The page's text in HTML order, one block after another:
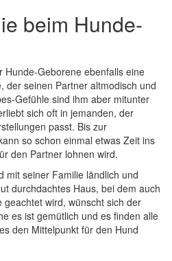
beim Hunde-
Hunde-Geborene ebenfalls eine
der seinen Partner altmodisch und
Gefühle sind ihm aber mitunter
sich oft in jemanden, der
passt. Bis zur
so schon einmal etwas Zeit ins
den Partner lohnen wird.
mit seiner Familie ländlich und
durchdachtes Haus, bei dem auch
wird, wünscht sich der
es ist gemütlich und es finden alle
den Mittelpunkt für den Hund